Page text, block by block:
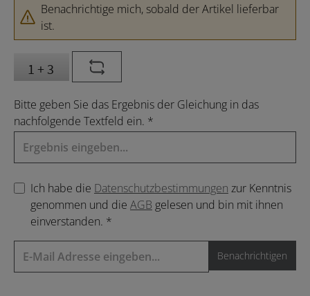
Benachrichtige mich, sobald der Artikel lieferbar
ist.
Bitte geben Sie das Ergebnis der Gleichung in das
nachfolgende Textfeld ein. *
Ich habe die Datenschutzbestimmungen zur Kenntnis
genommen und die AGB gelesen und bin mit ihnen
einverstanden. *
Benachrichtigen